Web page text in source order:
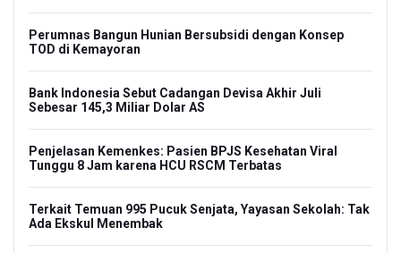
Perumnas Bangun Hunian Bersubsidi dengan Konsep
TOD di Kemayoran
Bank Indonesia Sebut Cadangan Devisa Akhir Juli
Sebesar 145,3 Miliar Dolar AS
Penjelasan Kemenkes: Pasien BPJS Kesehatan Viral
Tunggu 8 Jam karena HCU RSCM Terbatas
Terkait Temuan 995 Pucuk Senjata, Yayasan Sekolah: Tak
Ada Ekskul Menembak